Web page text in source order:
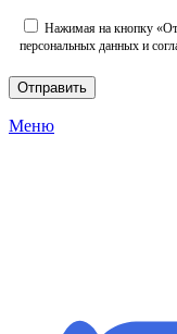
Нажимая на кнопку
персональных данных и
Меню